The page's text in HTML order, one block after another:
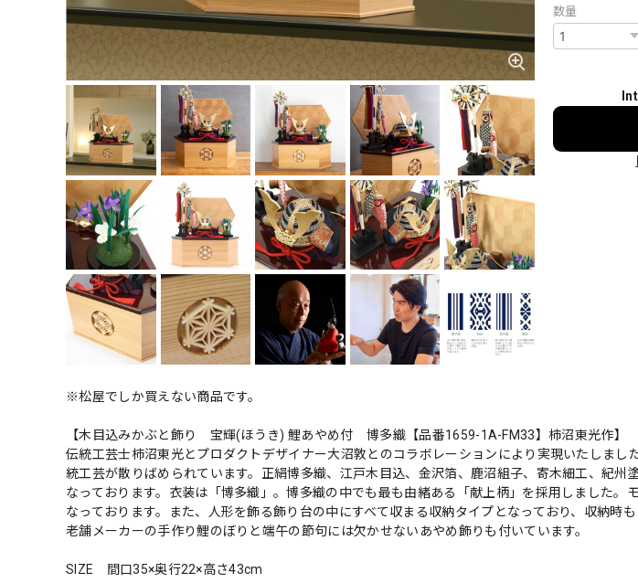
数量
※松屋でしか買えない商品です。
【木目込みかぶと飾り 宝輝(ほうき) 鯉あやめ付 博多織【品番1659-1A-FM33】柿沼東光作】
伝統工芸士柿沼東光とプロダクトデザイナー大沼敦とのコラボレーションにより実現いたしまし
統工芸が散りばめられています。正絹博多織、江戸木目込、金沢箔、鹿沼組子、寄木細工、紀州
なっております。衣装は「博多織」。博多織の中でも最も由緒ある「献上柄」を採用しました。
なっております。また、人形を飾る飾り台の中にすべて収まる収納タイプとなっており、収納時
老舗メーカーの手作り鯉のぼりと端午の節句には欠かせないあやめ飾りも付いています。
SIZE 間口35×奥行22×高さ43cm